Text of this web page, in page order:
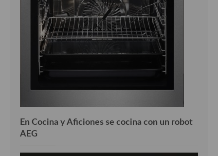
En Cocina y Aficiones se cocina con un robot
AEG